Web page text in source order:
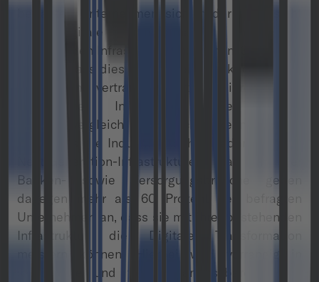
befragten Unternehmen sich in der Lage sieht
die Digitale Transformation mit ihrer
bestehenden Infrastruktur anzugehen. 39 Prozent
denken, dass dies nur teilweise funktioniert und
elf Prozent vertrauen nicht auf ihre bereits
vorhandene Infrastruktur. Bei einem
Branchenvergleich lässt sich erkennen, dass
besonders die Industrie Nachholbedarf bei den
Next-Generation-Infrastrukturen hat. In der
Banken- sowie Versorgungsbranche geben
dagegen mehr als 60 Prozent der befragten
Unternehmen an, dass sie mit ihrer bestehenden
Infrastruktur die Digitale Transformation
meistern können. Hierbei wird vorrangig in
skalierbare und flexibel anpassbare Cloud-